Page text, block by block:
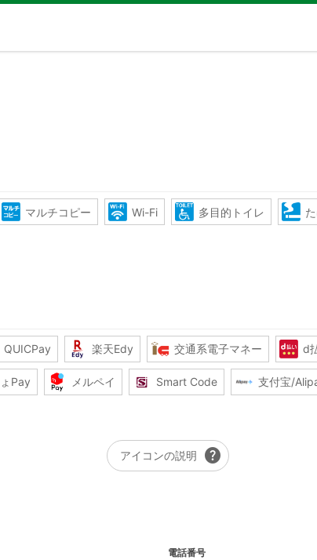
マルチコピー Wi-Fi 多目的トイレ
QUICPay 楽天Edy 交通系電子マネー d
Pay メルペイ Smart Code 支付宝/
アイコンの説明 help
電話番号